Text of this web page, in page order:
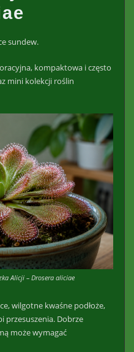
sundew.
kompaktowa i często
mini kolekcji roślin
Alicji – Drosera aliciae
wilgotne kwaśne podłoże,
przesuszenia. Dobrze
może wymagać